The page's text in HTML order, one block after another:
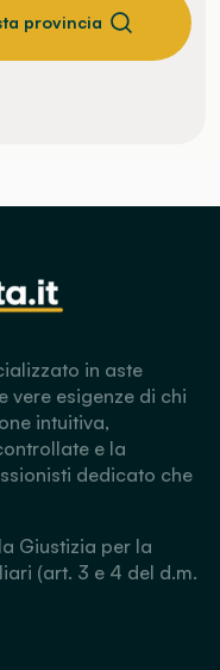
provincia
in aste
vere esigenze di chi
intuitiva,
e la
dedicato che
Giustizia per la
(art. 3 e 4 del d.m.